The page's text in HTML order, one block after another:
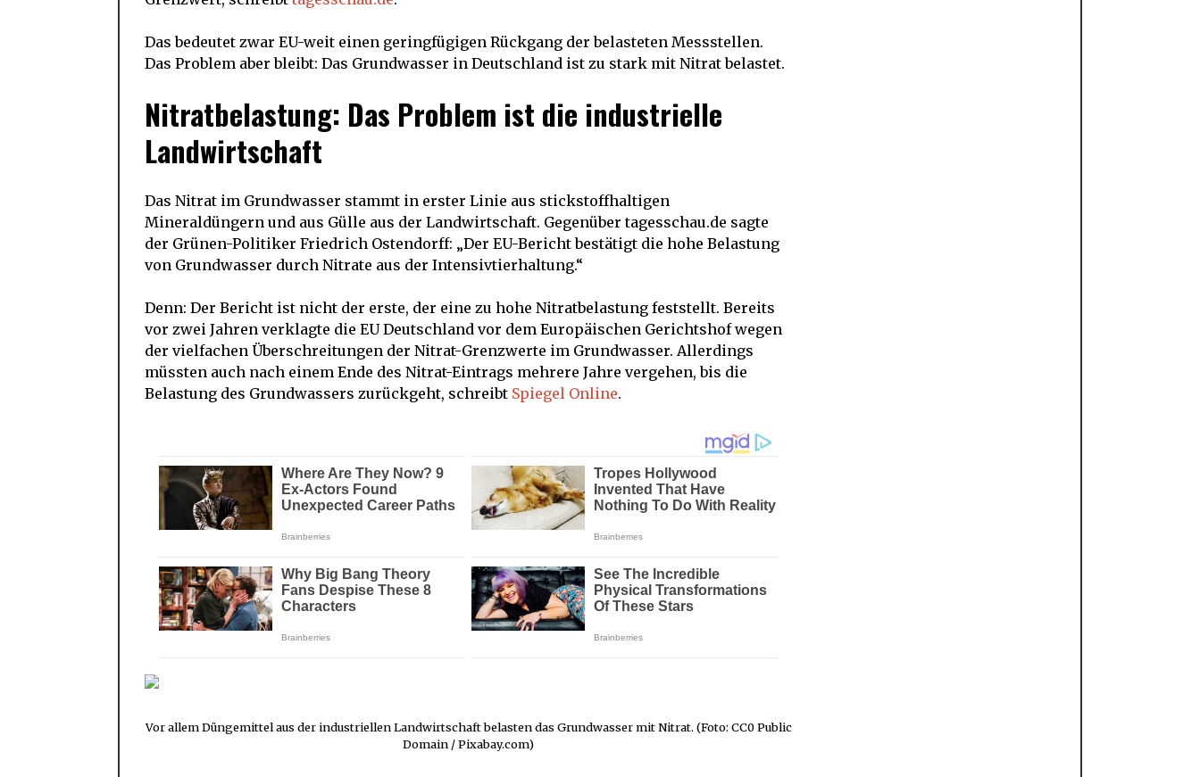
Das bedeutet zwar EU-weit einen geringfügigen Rückgang der belasteten Messstellen.
Das Problem aber bleibt: Das Grundwasser in Deutschland ist zu stark mit Nitrat belastet.
Nitratbelastung: Das Problem ist die industrielle
Landwirtschaft
Das Nitrat im Grundwasser stammt in erster Linie aus stickstoffhaltigen
Mineraldüngern und aus Gülle aus der Landwirtschaft. Gegenüber tagesschau.de sagte
der Grünen-Politiker Friedrich Ostendorff: „Der EU-Bericht bestätigt die hohe Belastung
von Grundwasser durch Nitrate aus der Intensivtierhaltung.“
Denn: Der Bericht ist nicht der erste, der eine zu hohe Nitratbelastung feststellt. Bereits
vor zwei Jahren verklagte die EU Deutschland vor dem Europäischen Gerichtshof wegen
der vielfachen Überschreitungen der Nitrat-Grenzwerte im Grundwasser. Allerdings
müssten auch nach einem Ende des Nitrat-Eintrags mehrere Jahre vergehen, bis die
Belastung des Grundwassers zurückgeht, schreibt Spiegel Online.
Vor allem Düngemittel aus der industriellen Landwirtschaft belasten das Grundwasser mit Nitrat. (Foto: CC0 Public
Domain / Pixabay.com)